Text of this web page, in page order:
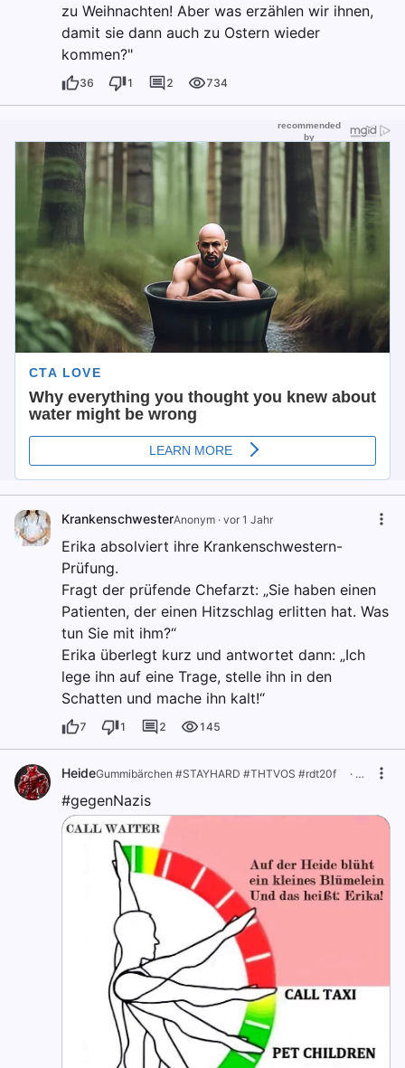
zu Weihnachten! Aber was erzählen wir ihnen,
damit sie dann auch zu Ostern wieder
kommen?"
36 1 2 734
KrankenschwesterAnonym · vor 1 Jahr
Erika absolviert ihre Krankenschwestern-
Prüfung.
Fragt der prüfende Chefarzt: „Sie haben einen
Patienten, der einen Hitzschlag erlitten hat. Was
tun Sie mit ihm?“
Erika überlegt kurz und antwortet dann: „Ich
lege ihn auf eine Trage, stelle ihn in den
Schatten und mache ihn kalt!“
7 1 2 145
HeideGummibärchen #STAYHARD #THTVOS #rdt20f ⠀ · vor 1 Jahr
#gegenNazis